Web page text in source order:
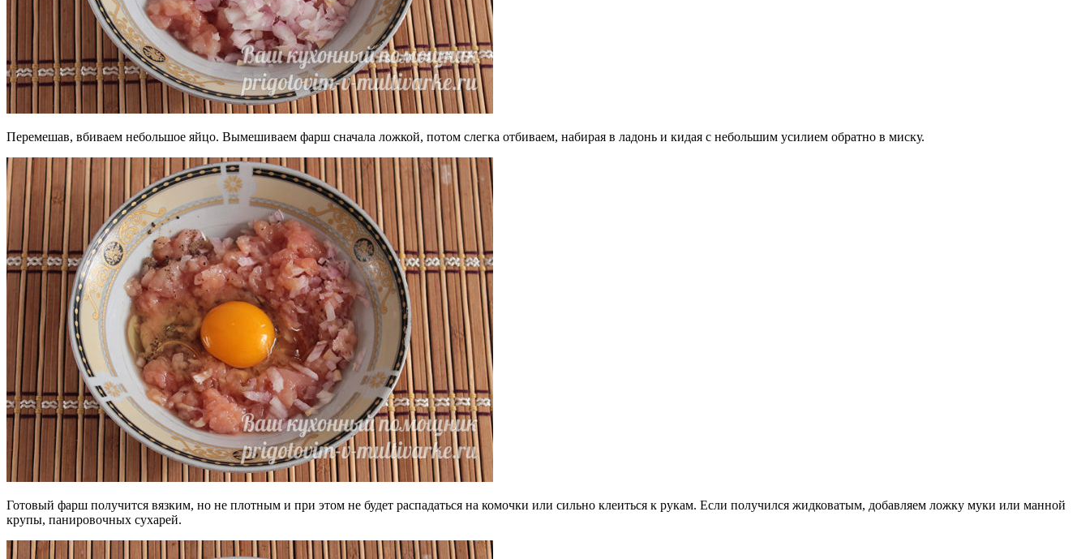
Перемешав, вбиваем небольшое яйцо. Вымешиваем фарш сначала ложкой, потом слегка отбиваем, набирая в ладонь и кидая с небольшим усилием обратно в миску.
Готовый фарш получится вязким, но не плотным и при этом не будет распадаться на комочки или сильно клеиться к рукам. Если получился жидковатым, добавляем ложку муки или манной
крупы, панировочных сухарей.